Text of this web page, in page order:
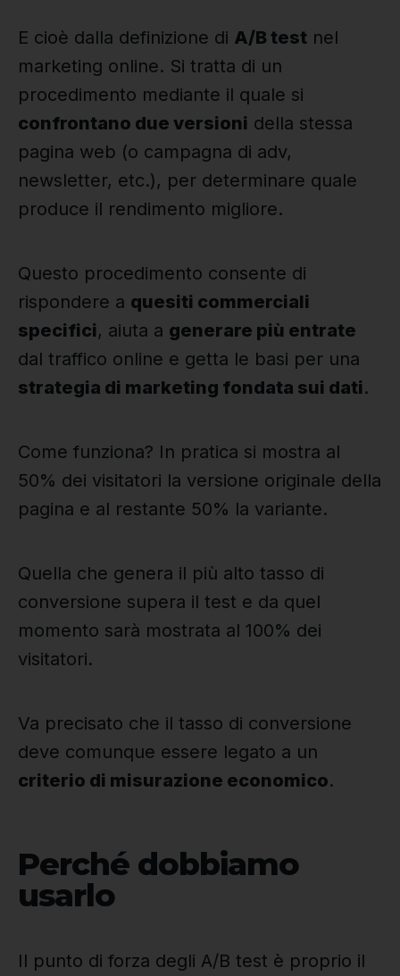
E cioè dalla definizione di A/B test nel
marketing online. Si tratta di un
procedimento mediante il quale si
confrontano due versioni della stessa
pagina web (o campagna di adv,
newsletter, etc.), per determinare quale
produce il rendimento migliore.
Questo procedimento consente di
rispondere a quesiti commerciali
specifici, aiuta a generare più entrate
dal traffico online e getta le basi per una
strategia di marketing fondata sui dati.
Come funziona? In pratica si mostra al
50% dei visitatori la versione originale della
pagina e al restante 50% la variante.
Quella che genera il più alto tasso di
conversione supera il test e da quel
momento sarà mostrata al 100% dei
visitatori.
Va precisato che il tasso di conversione
deve comunque essere legato a un
criterio di misurazione economico.
Perché dobbiamo
usarlo
Il punto di forza degli A/B test è proprio il